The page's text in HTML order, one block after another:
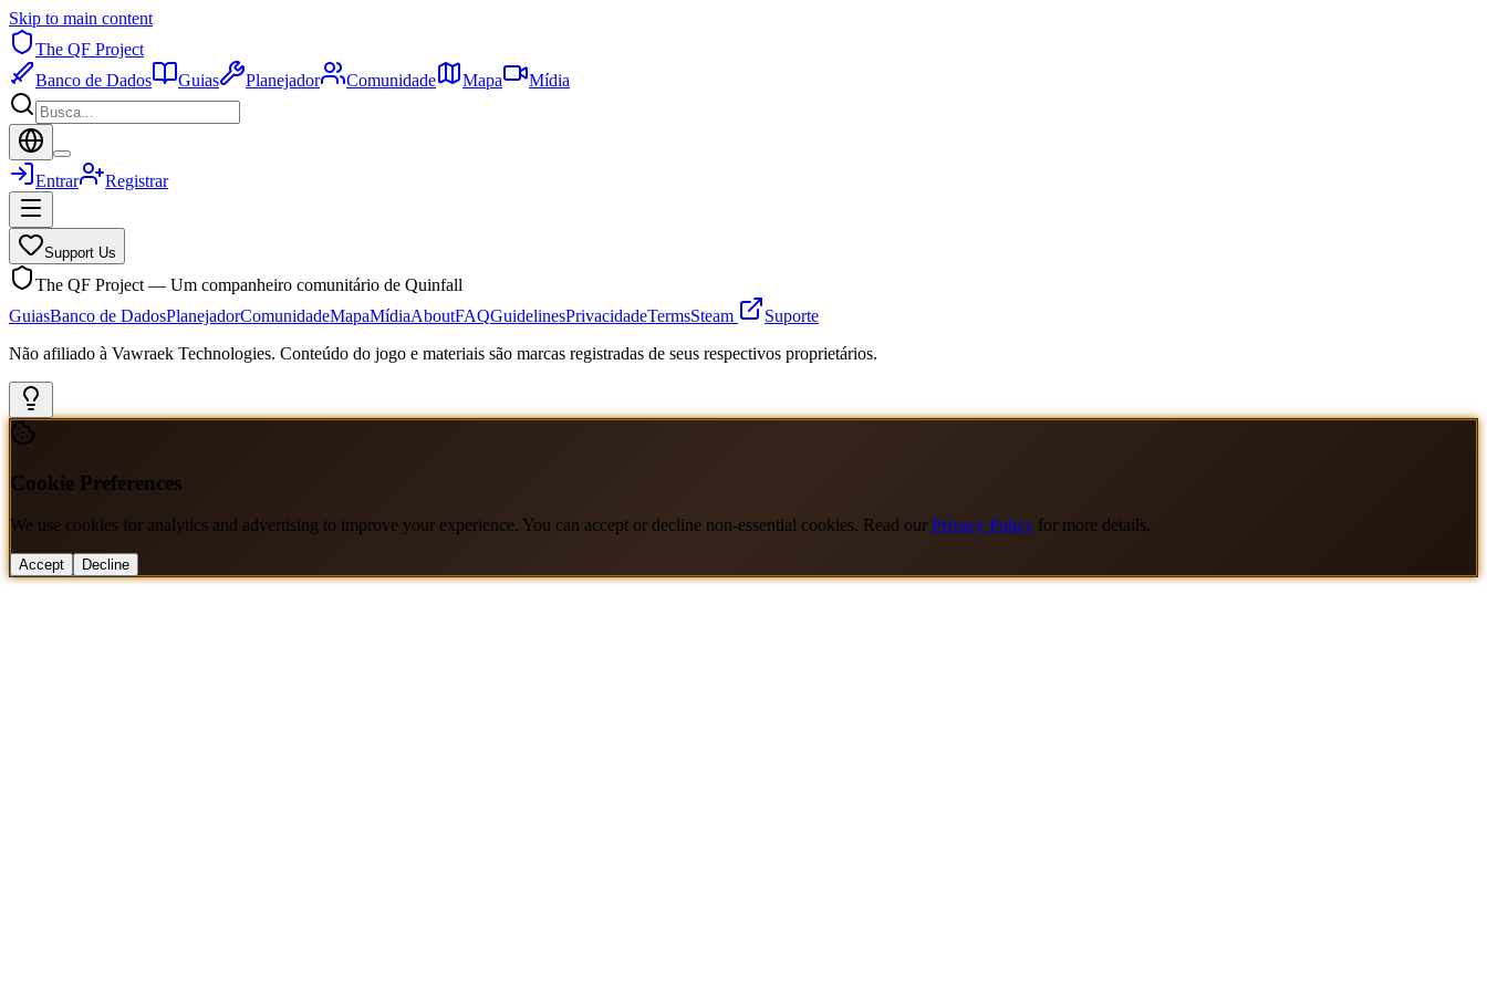
Skip to main content
The QF Project
Banco de Dados
Guias Planejador Comunidade Mapa Mídia
Entrar Registrar
Support Us
The QF Project — Um companheiro comunitário de Quinfall
GuiasBanco de DadosPlanejadorComunidadeMapaMídiaAboutFAQGuidelinesPrivacidadeTermsSteam
Suporte
Não afiliado à Vawraek Technologies. Conteúdo do jogo e materiais são marcas registradas de seus respectivos proprietários.
Cookie Preferences
We use cookies for analytics and advertising to improve your experience. You can accept or decline non-essential cookies. Read our Privacy Policy for more details.
Accept Decline